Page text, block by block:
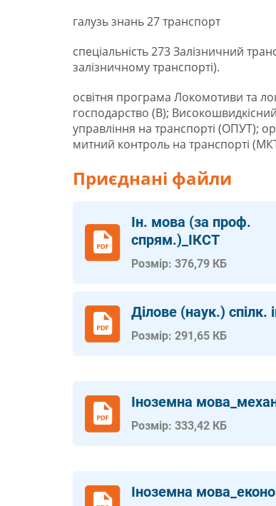
галузь знань 27 транспорт
спеціальність 273 Залізничний
залізничному транспорті).
освітня програма Локомотиви та
господарство (В);
управління на транспорті (ОПУТ);
митний контроль на транспорті
Приєднані файли
Ін. мова (за проф.
спрям.)_ІКСТ
Розмір: 376,79 КБ
Ділове (наук.) спілк.
Розмір: 291,65 КБ
Іноземна
Розмір: 333,42 КБ
Іноземна